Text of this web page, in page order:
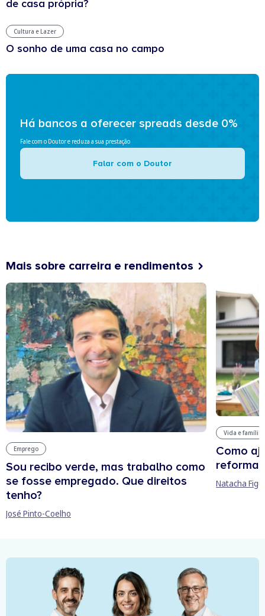
de casa própria?
Cultura e Lazer
O sonho de uma casa no campo
Há bancos a oferecer spreads desde 0%
Fale com o Doutor e reduza a sua prestação
Falar com o Doutor
Mais sobre carreira e rendimentos
Emprego
Sou recibo verde, mas trabalho como
se fosse empregado. Que direitos
tenho?
José Pinto-Coelho
Vida e família
Como
reforma
Natacha